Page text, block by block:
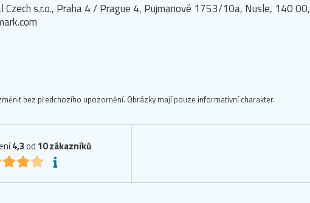
Czech s.r.o., Praha 4 / Prague 4, Pujmanové 1753/10a, Nusle, 140 00,
bez předchozího upozornění. Obrázky mají pouze informativní charakter.
4,3od 10zákazníků